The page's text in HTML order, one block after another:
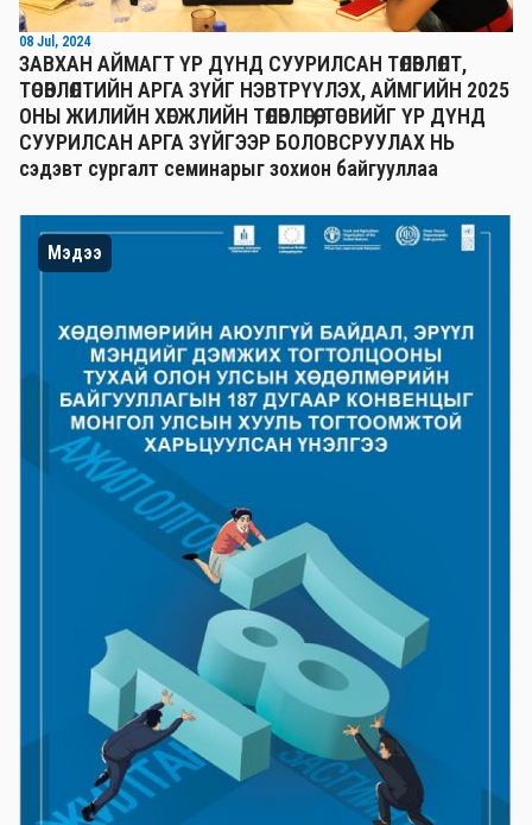
08 Jul, 2024
ЗАВХАН АЙМАГТ ҮР ДҮНД СУУРИЛСАН ТӨЛӨВЛӨЛТ,
ТӨСӨВЛӨЛТИЙН АРГА ЗҮЙГ НЭВТРҮҮЛЭХ, АЙМГИЙН 2025
ОНЫ ЖИЛИЙН ХӨГЖЛИЙН ТӨЛӨВЛӨГӨӨ, ТӨСВИЙГ ҮР ДҮНД
СУУРИЛСАН АРГА ЗҮЙГЭЭР БОЛОВСРУУЛАХ НЬ
сэдэвт сургалт семинарыг зохион байгууллаа
Мэдээ